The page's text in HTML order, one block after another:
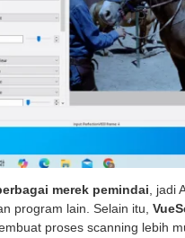
merek pemindai ,
program lain. Selain itu,
proses scanning lebih